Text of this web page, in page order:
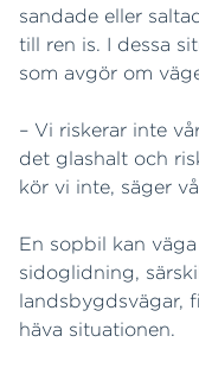
sandade eller
till ren is. I dessa
som avgör om
– Vi riskerar inte
det glashalt och
kör vi inte, säger
En sopbil kan
sidoglidning,
landsbygdsvägar,
häva situationen.